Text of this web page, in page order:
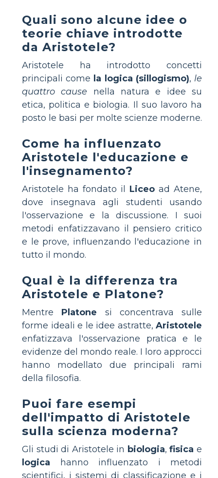
Quali sono alcune idee o
teorie chiave introdotte
da Aristotele?
Aristotele ha introdotto concetti
principali come la logica (sillogismo), le
quattro cause nella natura e idee su
etica, politica e biologia. Il suo lavoro ha
posto le basi per molte scienze moderne.
Come ha influenzato
Aristotele l'educazione e
l'insegnamento?
Aristotele ha fondato il Liceo ad Atene,
dove insegnava agli studenti usando
l'osservazione e la discussione. I suoi
metodi enfatizzavano il pensiero critico
e le prove, influenzando l'educazione in
tutto il mondo.
Qual è la differenza tra
Aristotele e Platone?
Mentre Platone si concentrava sulle
forme ideali e le idee astratte, Aristotele
enfatizzava l'osservazione pratica e le
evidenze del mondo reale. I loro approcci
hanno modellato due principali rami
della filosofia.
Puoi fare esempi
dell'impatto di Aristotele
sulla scienza moderna?
Gli studi di Aristotele in biologia,fisica e
logica hanno influenzato i metodi
scientifici, i sistemi di classificazione e i